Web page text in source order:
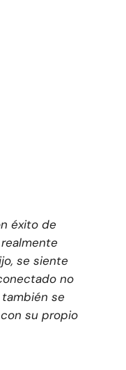
éxito de
se siente
no
se
su propio